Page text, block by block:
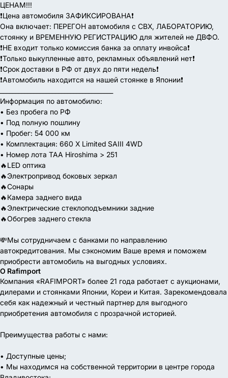
ЦЕНАМ!!!
❗️Цена автомобиля ЗАФИКСИРОВАНА❗️
Она включает: ПЕРЕГОН автомобиля с СВХ, ЛАБОРАТОРИЮ,
стоянку и ВРЕМЕННУЮ РЕГИСТРАЦИЮ для жителей не ДВФО.
❗️НЕ входит только комиссия банка за оплату инвойса❗️
❗️Только выкупленные авто, рекламных объявлений нет❗️
❗️Срок доставки в РФ от двух до пяти недель❗️
❗️Автомобиль находится на нашей стоянке в Японии❗️
Информация по автомобилю:
• Без пробега по РФ
• Под полную пошлину
• Пробег: 54 000 км
• Комплектация: 660 X Limited SAIII 4WD
• Номер лота TAA Hiroshima > 251
🔥LED оптика
🔥Электропривод боковых зеркал
🔥Сонары
🔥Камера заднего вида
🔥Электрические стеклоподъемники задние
🔥Обогрев заднего стекла
💸Мы сотрудничаем с банками по направлению
автокредитования. Мы сэкономим Ваше время и поможем
приобрести автомобиль на выгодных условиях.
О Rafimport
Компания «RAFIMPORT» более 21 года работает с аукционами,
дилерами и стоянками Японии, Кореи и Китая. Зарекомендовала
себя как надежный и честный партнер для выгодного
приобретения автомобиля с прозрачной историей.
Преимущества работы с нами:
• Доступные цены;
• Мы находимся на собственной территории в центре города